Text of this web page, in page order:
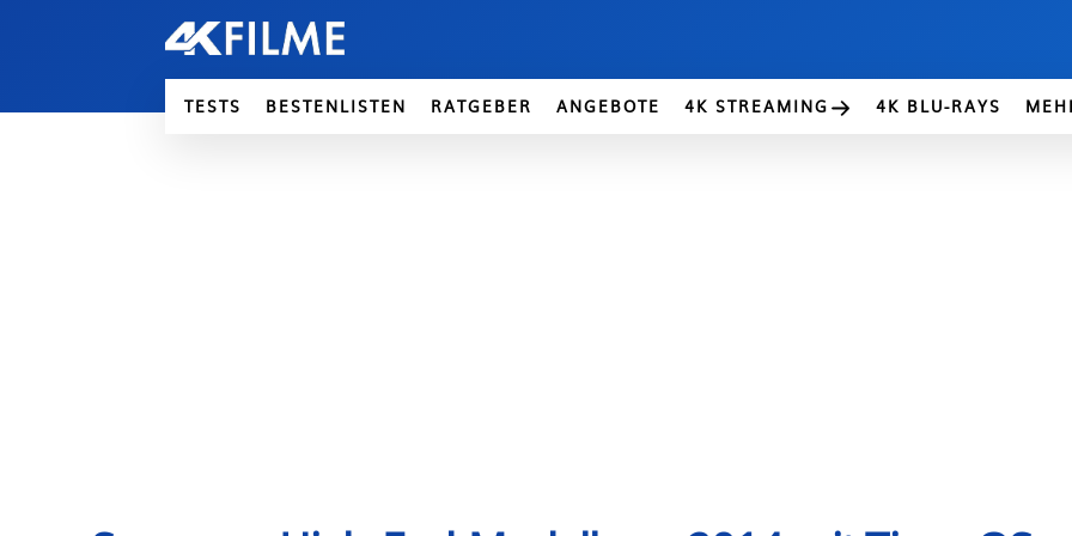
TESTS BESTENLISTEN RATGEBER ANGEBOTE 4K STREAMING 4K BLU-RAYS